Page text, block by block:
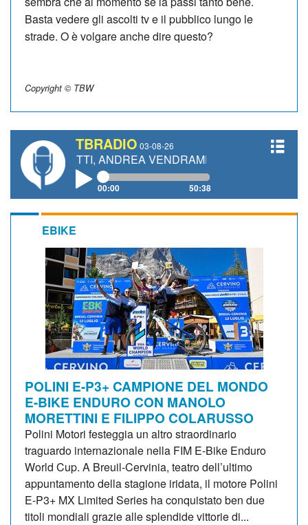
Basta vedere gli ascolti tv e il pubblico lungo le
strade. O è volgare anche dire questo?
Copyright © TBW
TBRADIO 03-08-26
ANDREA VENDRAME, FILIPPO FIORELLI
00:00 50:38
EBIKE
POLINI E-P3+ CAMPIONE DEL MONDO
E-BIKE ENDURO CON MANOLO
MORETTINI E FILIPPO COLARUSSO
Polini Motori festeggia un altro straordinario
traguardo internazionale nella FIM E-Bike Enduro
World Cup. A Breuil-Cervinia, teatro dell’ultimo
appuntamento della stagione iridata, il motore Polini
E-P3+ MX Limited Series ha conquistato ben due
titoli mondiali grazie alle splendide vittorie di...